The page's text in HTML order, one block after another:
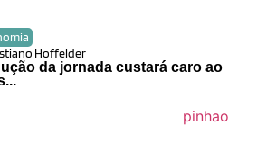
Hoffelder
da jornada custará caro ao